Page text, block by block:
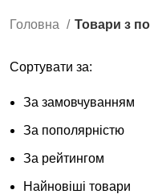
Головна Товари з
Сортувати за:
За замовчуванням
За пополярністю
За рейтингом
Найновіші товари